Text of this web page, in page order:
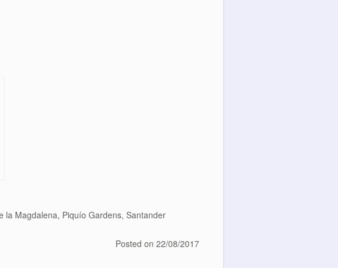
la Magdalena, Piquío Gardens, Santander
Posted on 22/08/2017